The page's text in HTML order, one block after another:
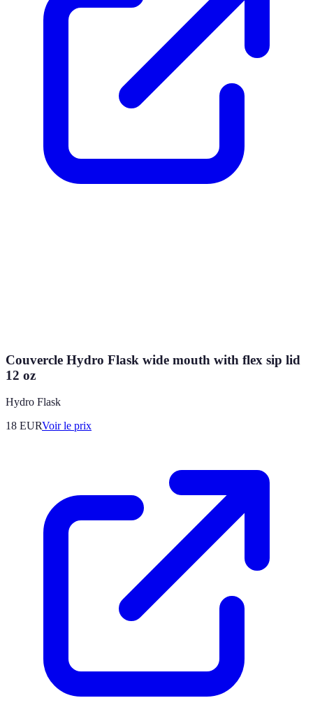
Couvercle Hydro Flask wide mouth with flex sip lid
12 oz
Hydro Flask
18 EURVoir le prix